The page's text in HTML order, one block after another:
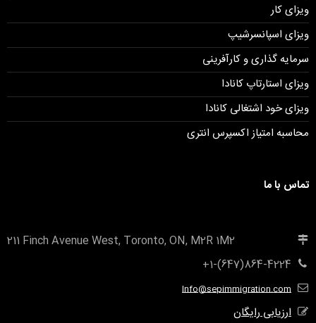
ویزای کار
ویزای اسپانسرشیپ
سرمایه گذاری و کارآفرینی
ویزای استارتاپ کانادا
ویزای خود اشتغالی کانادا
محاسبه امتیاز اکسپرس انتری
تماس با ما
211 Finch Avenue West, Toronto, ON, M2R 1M2
+1-(647)864-4224
Info@sepimmigration.com
ارزیابی رایگان